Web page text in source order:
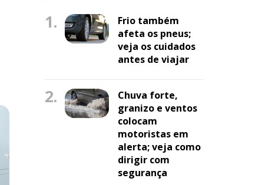
1.
Frio também
afeta os pneus;
veja os cuidados
antes de viajar
2.
Chuva forte,
granizo e ventos
colocam
motoristas em
alerta; veja como
dirigir com
segurança